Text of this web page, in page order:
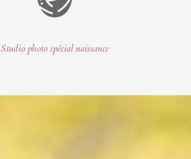
Studio photo spécial naissance